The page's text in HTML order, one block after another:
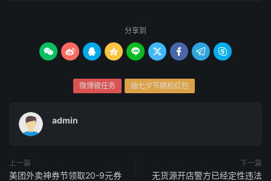
分享到
        
微博做任务 抽七夕节随机红包
admin
上一篇
美团外卖神券节领取20-9元券
下一篇
无货源开店警方已经定性违法